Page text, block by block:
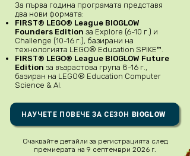
За първа година програмата представя
два нови формата:
FIRST® LEGO® League BIOGLOW
Founders Edition за Explore (6-10 г.) и
Challenge (10-16 г.), базирани на
технологията LEGO® Education SPIKE™.
FIRST® LEGO® League BIOGLOW Future
Edition за възрастова група 8-16 г.,
базиран на LEGO® Education Computer
Science & AI.
НАУЧЕТЕ ПОВЕЧЕ ЗА СЕЗОН BIOGLOW
Очаквайте детайли за регистрацията след
премиерата на 9 септември 2026 г.